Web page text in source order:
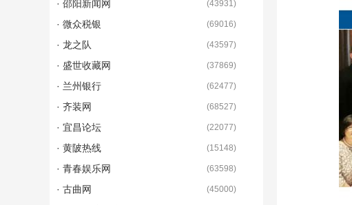
· 邵阳新闻网 (43931)
· 微众税银 (69016)
· 龙之队 (43597)
· 盛世收藏网 (37869)
· 兰州银行 (62477)
· 齐装网 (68527)
· 宜昌论坛 (22077)
· 黄陂热线 (15148)
· 青春娱乐网 (63598)
· 古曲网 (45000)